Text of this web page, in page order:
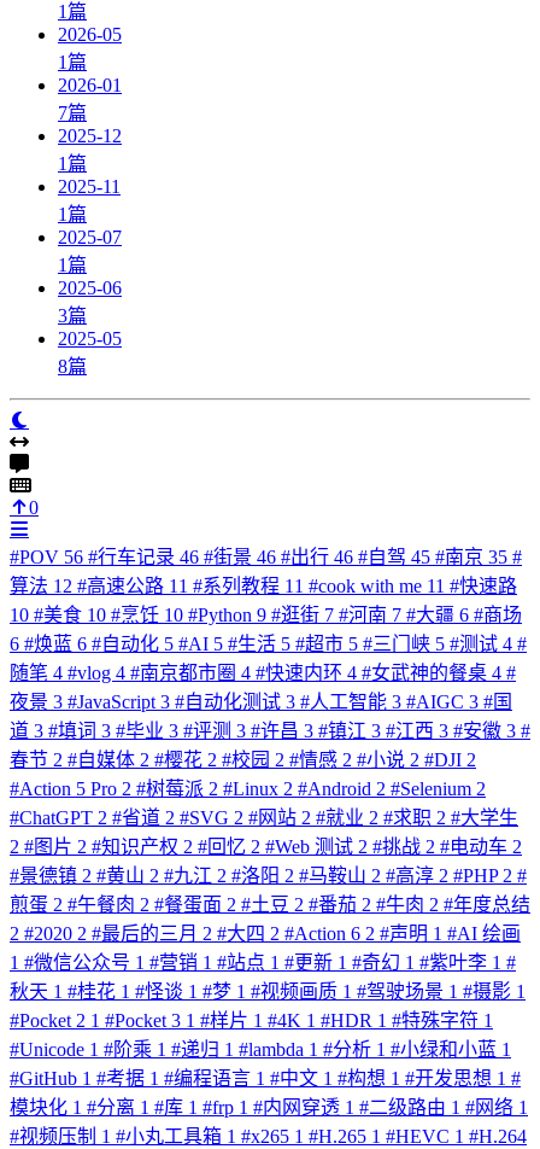
1篇
2026-05
1篇
2026-01
7篇
2025-12
1篇
2025-11
1篇
2025-07
1篇
2025-06
3篇
2025-05
8篇
0
#POV 56 #行车记录 46 #街景 46 #出行 46 #自驾 45 #南京 35 #
算法 12 #高速公路 11 #系列教程 11 #cook with me 11 #快速路
10 #美食 10 #烹饪 10 #Python 9 #逛街 7 #河南 7 #大疆 6 #商场
6 #焕蓝 6 #自动化 5 #AI 5 #生活 5 #超市 5 #三门峡 5 #测试 4 #
随笔 4 #vlog 4 #南京都市圈 4 #快速内环 4 #女武神的餐桌 4 #
夜景 3 #JavaScript 3 #自动化测试 3 #人工智能 3 #AIGC 3 #国
道 3 #填词 3 #毕业 3 #评测 3 #许昌 3 #镇江 3 #江西 3 #安徽 3 #
春节 2 #自媒体 2 #樱花 2 #校园 2 #情感 2 #小说 2 #DJI 2
#Action 5 Pro 2 #树莓派 2 #Linux 2 #Android 2 #Selenium 2
#ChatGPT 2 #省道 2 #SVG 2 #网站 2 #就业 2 #求职 2 #大学生
2 #图片 2 #知识产权 2 #回忆 2 #Web 测试 2 #挑战 2 #电动车 2
#景德镇 2 #黄山 2 #九江 2 #洛阳 2 #马鞍山 2 #高淳 2 #PHP 2 #
煎蛋 2 #午餐肉 2 #餐蛋面 2 #土豆 2 #番茄 2 #牛肉 2 #年度总结
2 #2020 2 #最后的三月 2 #大四 2 #Action 6 2 #声明 1 #AI 绘画
1 #微信公众号 1 #营销 1 #站点 1 #更新 1 #奇幻 1 #紫叶李 1 #
秋天 1 #桂花 1 #怪谈 1 #梦 1 #视频画质 1 #驾驶场景 1 #摄影 1
#Pocket 2 1 #Pocket 3 1 #样片 1 #4K 1 #HDR 1 #特殊字符 1
#Unicode 1 #阶乘 1 #递归 1 #lambda 1 #分析 1 #小绿和小蓝 1
#GitHub 1 #考据 1 #编程语言 1 #中文 1 #构想 1 #开发思想 1 #
模块化 1 #分离 1 #库 1 #frp 1 #内网穿透 1 #二级路由 1 #网络 1
#视频压制 1 #小丸工具箱 1 #x265 1 #H.265 1 #HEVC 1 #H.264